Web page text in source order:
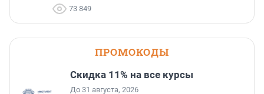
73 849
ПРОМОКОДЫ
Скидка 11% на все курсы
До 31 августа, 2026